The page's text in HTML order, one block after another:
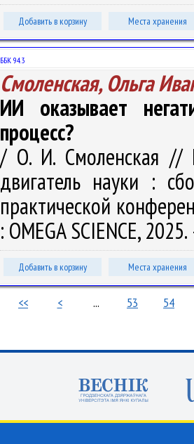
Добавить в корзину Места хранения
ББК 94.3
Смоленская, Ольга
ИИ оказывает
процесс?
/ О. И. Смоленская //
двигатель науки :
практической
: OMEGA SCIENCE,
Добавить в корзину Места хранения
<< < ... 53 54